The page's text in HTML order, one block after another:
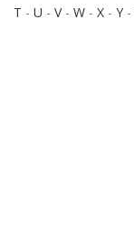
T - U - V- W - X - Y -